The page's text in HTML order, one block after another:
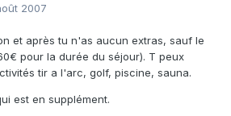
2007
et après tu n'as aucun extras, sauf le
pour la durée du séjour). T peux
tir a l'arc, golf, piscine, sauna.
est en supplément.